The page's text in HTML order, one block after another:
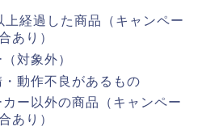
上経過した商品（キャンペー
あり）
対象外）
動作不良があるもの
ー以外の商品（キャンペー
あり）